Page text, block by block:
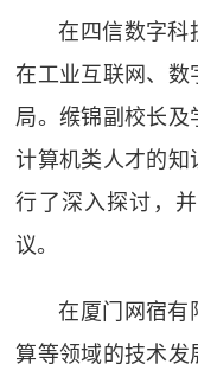
在四信数字科
在工业互联网、数
局。缑锦副校长及
计算机类人才的知
行了深入探讨，
议。
在厦门网宿有
算等领域的技术发